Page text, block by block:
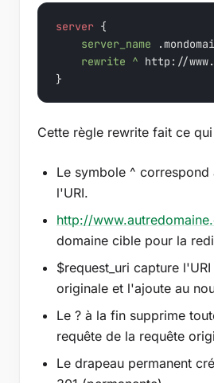
server {
server_name
rewrite ^ http://
}
Cette règle rewrite fait ce
Le symbole ^ correspond
l'URI.
http://
domaine cible pour la
$request_uri capture
originale et l'ajoute au
Le ? à la fin supprime
requête de la requête
Le drapeau permanent